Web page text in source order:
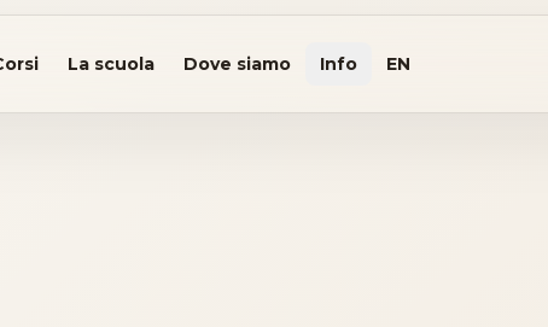
La scuola Dove siamo Info EN